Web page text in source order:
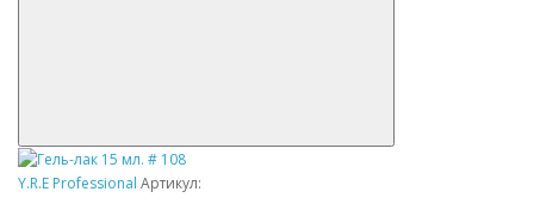
Y.R.E Professional Артикул: